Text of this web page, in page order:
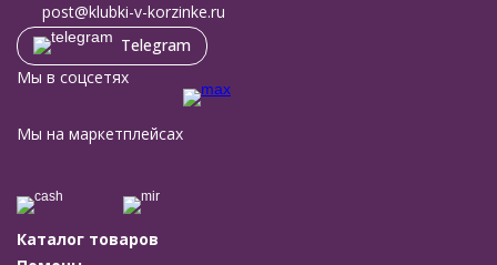
post@klubki-v-korzinke.ru
Telegram
Мы в соцсетях
Мы на маркетплейсах
Каталог товаров